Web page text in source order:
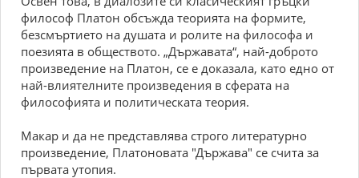
философ Платон обсъжда теорията на формите,
безсмъртието на душата и ролите на философа и
поезията в обществото. „Държавата“, най-доброто
произведение на Платон, се е доказала, като едно от
най-влиятелните произведения в сферата на
философията и политическата теория.
Макар и да не представлява строго литературно
произведение, Платоновата "Държава" се счита за
първата утопия.